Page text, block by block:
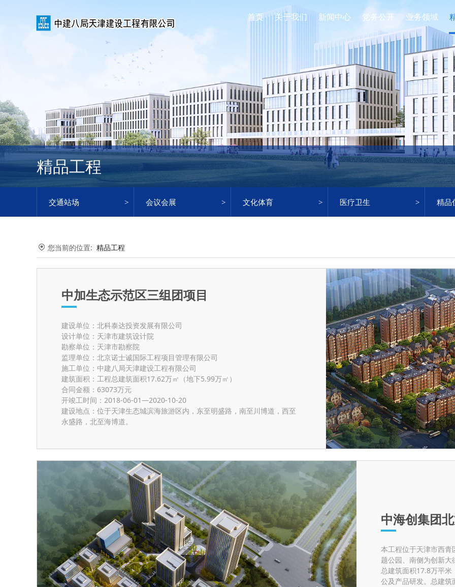
首页 关于我们 新闻中心 党务公开 业务领域
精品工程
交通站场 会议会展 文化体育 医疗卫生 精品
您当前的位置: 精品工程
中加生态示范区三组团项目
建设单位：北科泰达投资发展有限公司
设计单位：天津市建筑设计院
勘察单位：天津市勘察院
监理单位：北京诺士诚国际工程项目管理有限公司
施工单位：中建八局天津建设工程有限公司
建筑面积：工程总建筑面积17.62万㎡（地下5.99万㎡）
合同金额：63073万元
开竣工时间：2018-06-01—2020-10-20
建设地点：位于天津生态城滨海旅游区内，东至明盛路，南至川博道，西至
永盛路，北至海博道。
中海创集团
本工程位于天津市西
题公园、南侧为创新
总建筑面积17.8万平米
公及产品研发。总建筑